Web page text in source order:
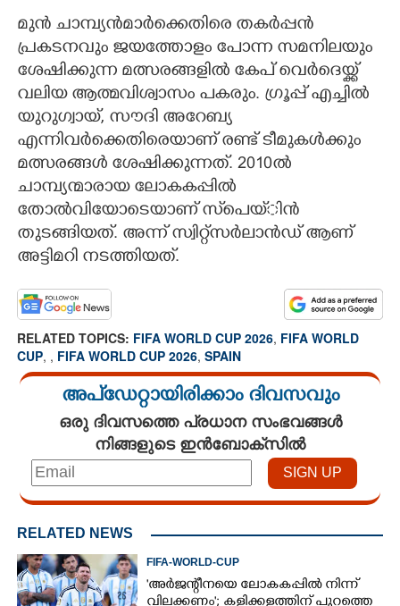
മുന്‍ ചാമ്പ്യന്‍മാര്‍ക്കെതിരെ തകര്‍പ്പന്‍
പ്രകടനവും ജയത്തോളം പോന്ന സമനിലയും
ശേഷിക്കുന്ന മത്സരങ്ങളില്‍ കേപ് വെര്‍ദെയ്ക്ക്
വലിയ ആത്മവിശ്വാസം പകരും. ഗ്രൂപ്പ് എച്ചില്‍
യുറുഗ്വായ്, സൗദി അറേബ്യ
എന്നിവര്‍ക്കെതിരെയാണ് രണ്ട് ടീമുകള്‍ക്കും
മത്സരങ്ങള്‍ ശേഷിക്കുന്നത്. 2010ല്‍
ചാമ്പ്യന്മാരായ ലോകകപ്പില്‍
തോല്‍വിയോടെയാണ് സ്‌പെയ്ിന്‍
തുടങ്ങിയത്. അന്ന് സ്വിറ്റ്‌സര്‍ലാന്‍ഡ് ആണ്
അട്ടിമറി നടത്തിയത്.
RELATED TOPICS: FIFA WORLD CUP 2026, FIFA WORLD
CUP, , FIFA WORLD CUP 2026, SPAIN
അപ്ഡേറ്റായിരിക്കാം ദിവസവും
ഒരു ദിവസത്തെ പ്രധാന സംഭവങ്ങൾ
നിങ്ങളുടെ ഇൻബോക്സിൽ
RELATED NEWS
FIFA-WORLD-CUP
'അർജന്റീനയെ ലോകകപ്പിൽ നിന്ന്
വിലക്കണം'; കളിക്കളത്തിന് പുറത്തെ